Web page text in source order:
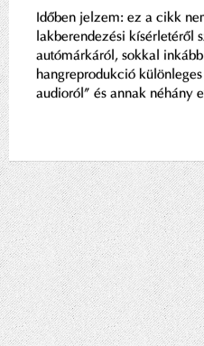
Időben jelzem: ez a cikk
lakberendezési kísérletéről
autómárkáról, sokkal
hangreprodukció
audioról” és annak néhány